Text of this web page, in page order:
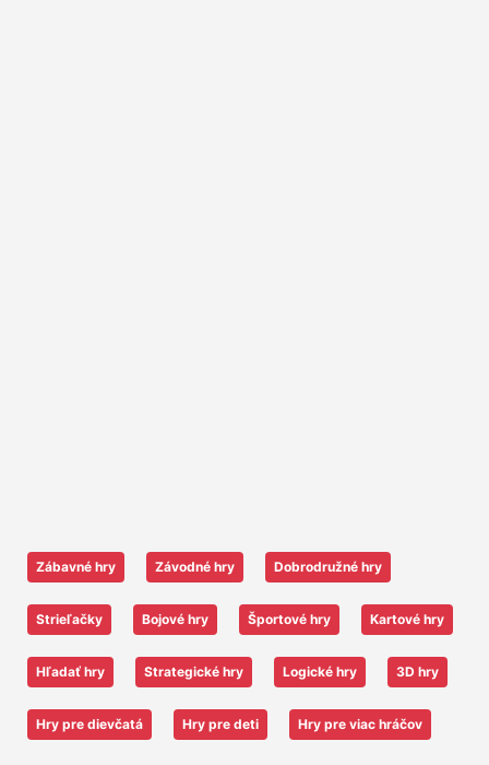
Zábavné hry Závodné hry Dobrodružné hry
Strieľačky Bojové hry Športové hry Kartové hry
Hľadať hry Strategické hry Logické hry 3D hry
Hry pre dievčatá Hry pre deti Hry pre viac hráčov